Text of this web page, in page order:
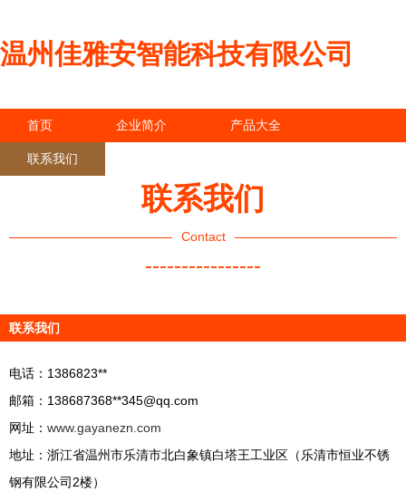
温州佳雅安智能科技有限公司
首页 企业简介 产品大全
联系我们
联系我们
Contact
----------------
联系我们
电话：1386823**
邮箱：138687368**345@qq.com
网址： www.gayanezn.com
地址：浙江省温州市乐清市北白象镇白塔王工业区（乐清市恒业不锈
钢有限公司2楼）